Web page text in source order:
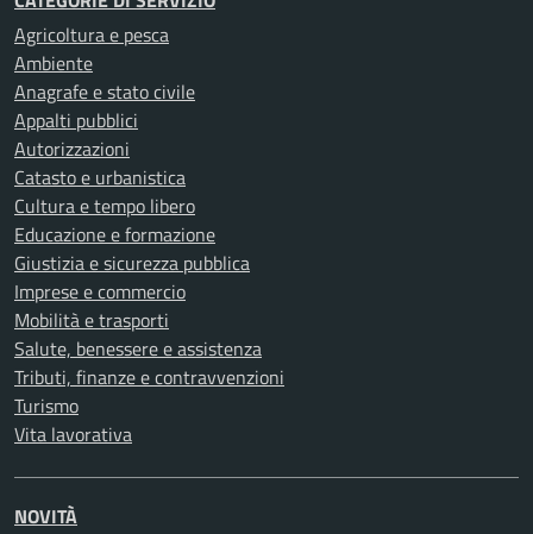
Agricoltura e pesca
Ambiente
Anagrafe e stato civile
Appalti pubblici
Autorizzazioni
Catasto e urbanistica
Cultura e tempo libero
Educazione e formazione
Giustizia e sicurezza pubblica
Imprese e commercio
Mobilità e trasporti
Salute, benessere e assistenza
Tributi, finanze e contravvenzioni
Turismo
Vita lavorativa
NOVITÀ